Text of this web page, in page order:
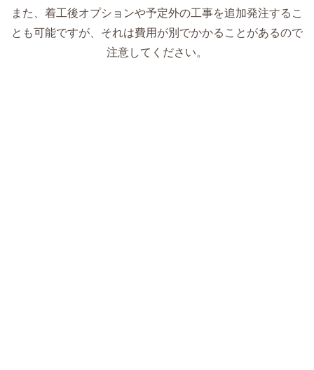
また、着工後オプションや予定外の工事を追加発注するこ
とも可能ですが、それは費用が別でかかることがあるので
注意してください。